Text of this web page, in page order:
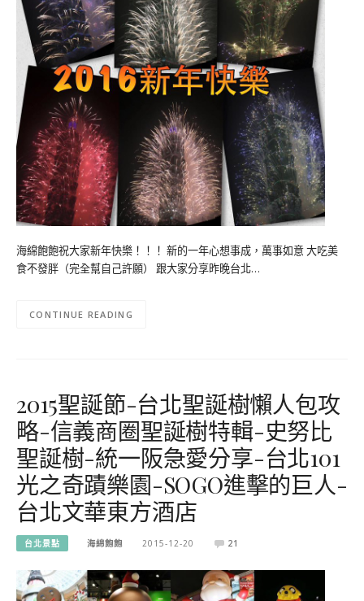
海綿飽飽祝大家新年快樂！！！ 新的一年心想事成，萬事如意 大吃美
食不發胖（完全幫自己許願） 跟大家分享昨晚台北…
CONTINUE READING
2015聖誕節-台北聖誕樹懶人包攻
略-信義商圈聖誕樹特輯-史努比
聖誕樹-統一阪急愛分享-台北101
光之奇蹟樂園-SOGO進擊的巨人-
台北文華東方酒店
台北景點 海綿飽飽 2015-12-20 21